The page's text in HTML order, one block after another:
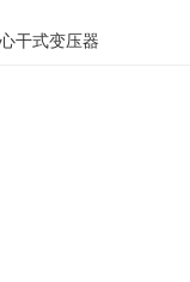
干式变压器